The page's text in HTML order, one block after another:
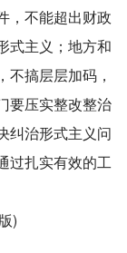
，不能超出财政
式主义；地方和
搞层层加码，
要压实整改整治
纠治形式主义问
过扎实有效的工
)